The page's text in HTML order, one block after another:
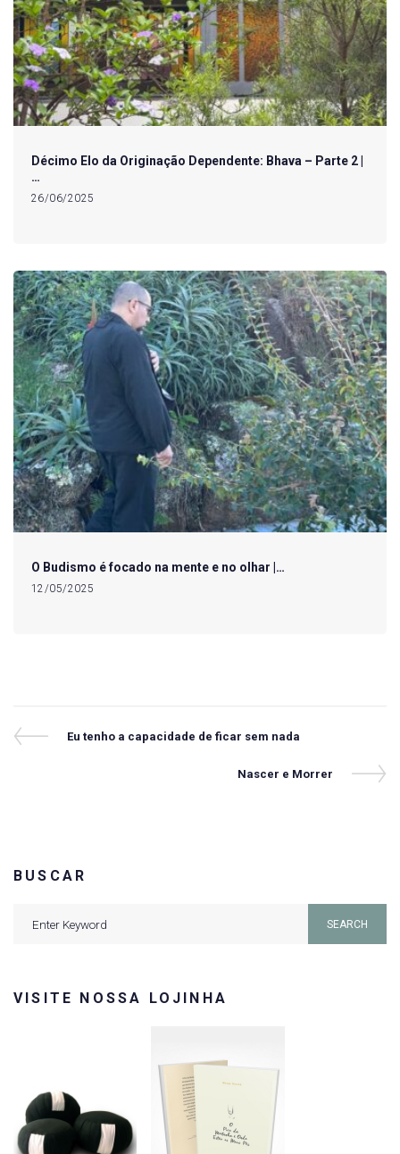
Décimo Elo da Originação Dependente: Bhava – Parte 2 |
…
26/06/2025
O Budismo é focado na mente e no olhar |…
12/05/2025
Navegação
Previous
Eu tenho a capacidade de ficar sem nada
Next
Nascer e Morrer
BUSCAR
SEARCH
VISITE NOSSA LOJINHA